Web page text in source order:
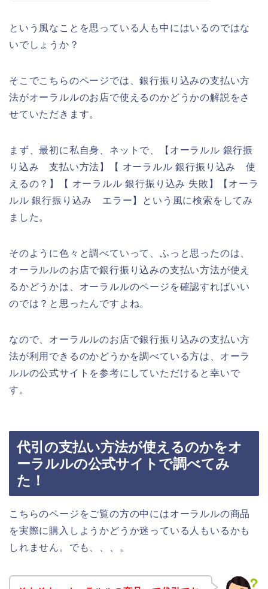
という風なことを思っている人も中にはいるのではな
いでしょうか？
そこでこちらのページでは、銀行振り込みの支払い方
法がオーラルルのお店で使えるのかどうかの解説をさ
せていただきます。
まず、最初に私自身、ネットで、【オーラルル 銀行振
り込み 支払い方法】【 オーラルル 銀行振り込み 使
えるの？】【 オーラルル 銀行振り込み 失敗】【オーラ
ルル 銀行振り込み エラー】という風に検索をしてみ
ました。
そのように色々と調べていって、ふっと思ったのは、
オーラルルのお店で銀行振り込みの支払い方法が使え
るかどうかは、オーラルルのページを確認すればいい
のでは？と思ったんですよね。
なので、オーラルルのお店で銀行振り込みの支払い方
法が利用できるのかどうかを調べている方は、オーラ
ルルの公式サイトを参考にしていただけると幸いで
す。
代引の支払い方法が使えるのかをオ
ーラルルの公式サイトで調べてみ
た！
こちらのページをご覧の方の中にはオーラルルの商品
を実際に購入しようかどうか迷っている人もいるかも
しれません。でも、、、。